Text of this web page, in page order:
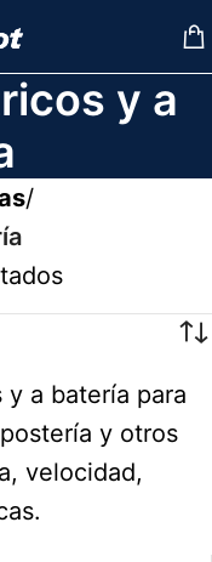
y a
/
a batería para
y otros
velocidad,